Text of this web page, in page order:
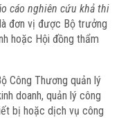
cáo nghiên cứu khả thi
là đơn vị được Bộ trưởng
hoặc Hội đồng thẩm
Công Thương quản lý
doanh, quản lý công
bị hoặc dịch vụ công